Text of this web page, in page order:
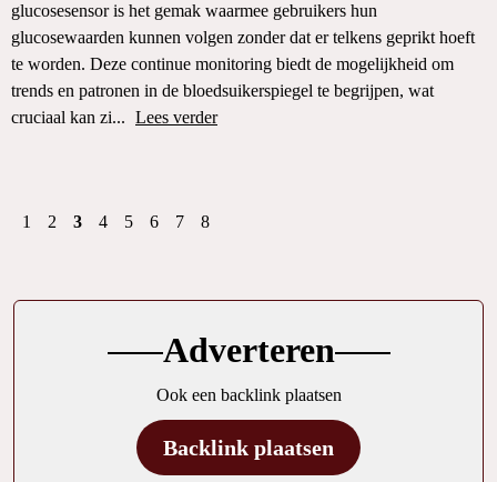
glucosesensor is het gemak waarmee gebruikers hun
glucosewaarden kunnen volgen zonder dat er telkens geprikt hoeft
te worden. Deze continue monitoring biedt de mogelijkheid om
trends en patronen in de bloedsuikerspiegel te begrijpen, wat
cruciaal kan zi... Lees verder
1 2 3 4 5 6 7 8
Adverteren
Ook een backlink plaatsen
Backlink plaatsen